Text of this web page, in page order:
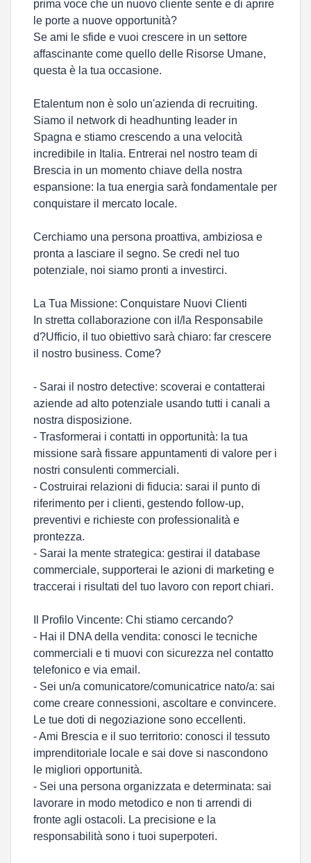
prima voce che un nuovo cliente sente e di aprire
le porte a nuove opportunità?
Se ami le sfide e vuoi crescere in un settore
affascinante come quello delle Risorse Umane,
questa è la tua occasione.
Etalentum non è solo un'azienda di recruiting.
Siamo il network di headhunting leader in
Spagna e stiamo crescendo a una velocità
incredibile in Italia. Entrerai nel nostro team di
Brescia in un momento chiave della nostra
espansione: la tua energia sarà fondamentale per
conquistare il mercato locale.
Cerchiamo una persona proattiva, ambiziosa e
pronta a lasciare il segno. Se credi nel tuo
potenziale, noi siamo pronti a investirci.
La Tua Missione: Conquistare Nuovi Clienti
In stretta collaborazione con il/la Responsabile
d?Ufficio, il tuo obiettivo sarà chiaro: far crescere
il nostro business. Come?
- Sarai il nostro detective: scoverai e contatterai
aziende ad alto potenziale usando tutti i canali a
nostra disposizione.
- Trasformerai i contatti in opportunità: la tua
missione sarà fissare appuntamenti di valore per i
nostri consulenti commerciali.
- Costruirai relazioni di fiducia: sarai il punto di
riferimento per i clienti, gestendo follow-up,
preventivi e richieste con professionalità e
prontezza.
- Sarai la mente strategica: gestirai il database
commerciale, supporterai le azioni di marketing e
traccerai i risultati del tuo lavoro con report chiari.
Il Profilo Vincente: Chi stiamo cercando?
- Hai il DNA della vendita: conosci le tecniche
commerciali e ti muovi con sicurezza nel contatto
telefonico e via email.
- Sei un/a comunicatore/comunicatrice nato/a: sai
come creare connessioni, ascoltare e convincere.
Le tue doti di negoziazione sono eccellenti.
- Ami Brescia e il suo territorio: conosci il tessuto
imprenditoriale locale e sai dove si nascondono
le migliori opportunità.
- Sei una persona organizzata e determinata: sai
lavorare in modo metodico e non ti arrendi di
fronte agli ostacoli. La precisione e la
responsabilità sono i tuoi superpoteri.